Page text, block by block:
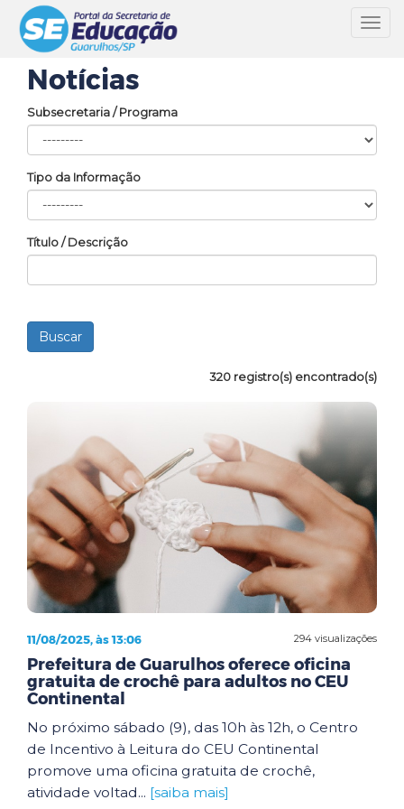
Notícias
Subsecretaria / Programa
Tipo da Informação
Título / Descrição
320 registro(s) encontrado(s)
294 visualizações
11/08/2025, às 13:06
Prefeitura de Guarulhos oferece oficina
gratuita de crochê para adultos no CEU
Continental
No próximo sábado (9), das 10h às 12h, o Centro
de Incentivo à Leitura do CEU Continental
promove uma oficina gratuita de crochê,
atividade voltad... [saiba mais]